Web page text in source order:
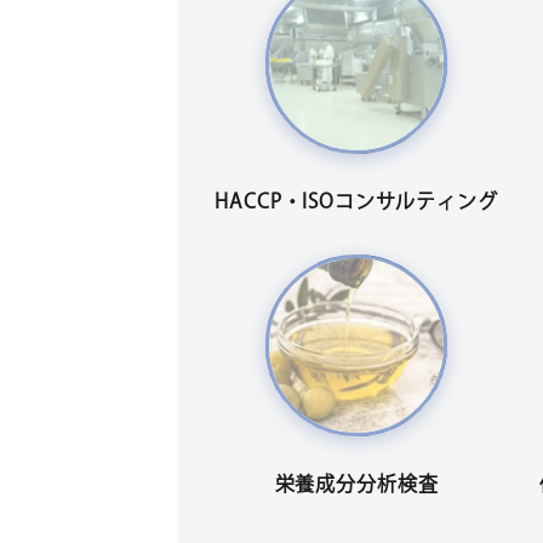
HACCP・ISOコンサルティング
栄養成分分析検査